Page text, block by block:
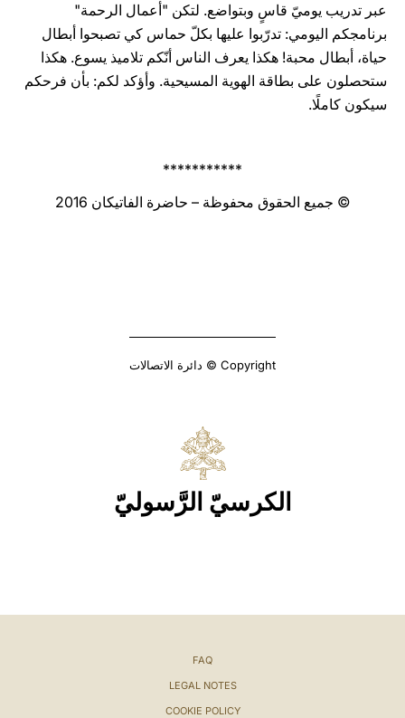
عبر تدريب يوميّ قاسٍ وبتواضع. لتكن "أعمال الرحمة"
برنامجكم اليومي: تدرّبوا عليها بكلّ حماس كي تصبحوا أبطال
حياة، أبطال محبة! هكذا يعرف الناس أنّكم تلاميذ يسوع. هكذا
ستحصلون على بطاقة الهوية المسيحية. وأؤكد لكم: بأن فرحكم
سيكون كاملًا.
***********
© جميع الحقوق محفوظة – حاضرة الفاتيكان 2016
Copyright © دائرة الاتصالات
الكرسيّ الرَّسوليّ
FAQ
LEGAL NOTES
COOKIE POLICY